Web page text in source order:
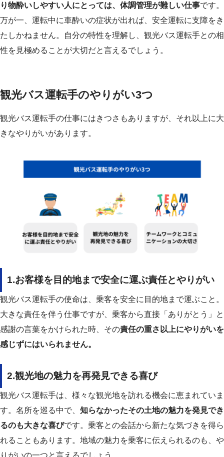
り物酔いしやすい人にとっては、体調管理が難しい仕事です。
万が一、運転中に車酔いの症状が出れば、安全運転に支障をき
たしかねません。
自分の特性を理解し、観光バス運転手との相
性を見極めることが大切だと言えるでしょう。
観光バス運転手のやりがい3つ
観光バス運転手の仕事にはきつさもありますが、それ以上に大
きなやりがいがあります。
1.お客様を目的地まで安全に運ぶ責任とやりがい
観光バス運転手の使命は、乗客を安全に目的地まで運ぶこと。
大きな責任を伴う仕事ですが、乗客から直接「ありがとう」と
感謝の言葉をかけられた時、その責任の重さ以上にやりがいを
感じずにはいられません。
2.観光地の魅力を再発見できる喜び
観光バス運転手は、様々な観光地を訪れる機会に恵まれていま
す。名所を巡る中で、 知らなかったその土地の魅力を発見でき
るのも大きな喜びです。乗客との会話から新たな気づきを得ら
れることもあります。地域の魅力を乗客に伝えられるのも、や